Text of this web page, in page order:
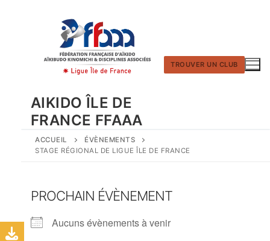
AIKIDO ÎLE DE
FRANCE FFAAA
TROUVER UN CLUB
ACCUEIL
ÉVÈNEMENTS
STAGE RÉGIONAL DE LIGUE ÎLE DE FRANCE
PROCHAIN ÉVÈNEMENT
Aucuns évènements à venir